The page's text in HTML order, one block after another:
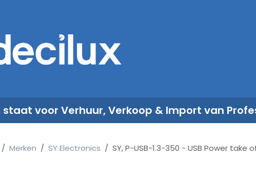
staat voor Verhuur, Verkoop & Import van
Merken SY Electronics SY, P-USB-1.3-350 - USB Power take